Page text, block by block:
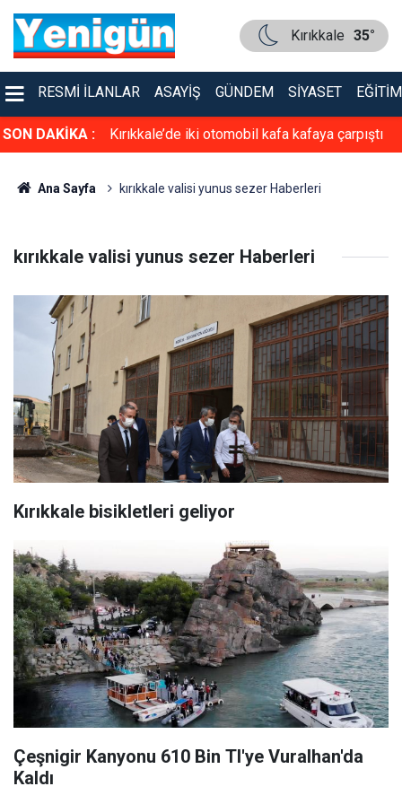
Kırıkkale 35°
RESMI İLANLAR ASAYIŞ GÜNDEM SIYASET EĞITIM
SON DAKİKA : Kırıkkale’de iki otomobil kafa kafaya çarpıştı
Ana Sayfa kırıkkale valisi yunus sezer Haberleri
kırıkkale valisi yunus sezer Haberleri
Kırıkkale bisikletleri geliyor
Çeşnigir Kanyonu 610 Bin Tl'ye Vuralhan'da
Kaldı